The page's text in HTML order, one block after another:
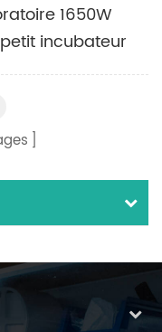
1650W
petit incubateur
de